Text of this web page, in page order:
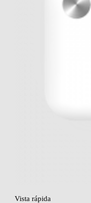
Vista rápida